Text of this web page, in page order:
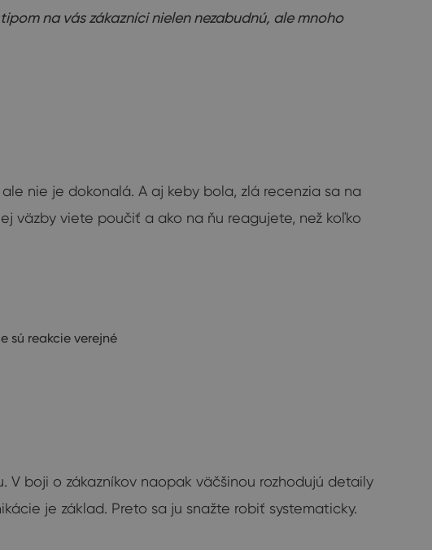
na vás zákazníci nielen nezabudnú, ale mnoho
nie je dokonalá. A aj keby bola, zlá recenzia sa na
väzby viete poučiť a ako na ňu reagujete, než koľko
sú reakcie verejné
boji o zákazníkov naopak väčšinou rozhodujú detaily
je základ. Preto sa ju snažte robiť systematicky.